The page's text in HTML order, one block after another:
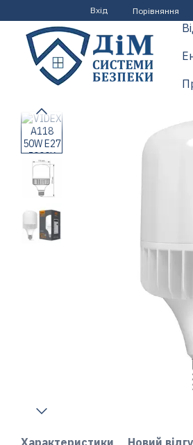
Перейти до основного контенту
Вхід Порівняння
Характеристики Новий